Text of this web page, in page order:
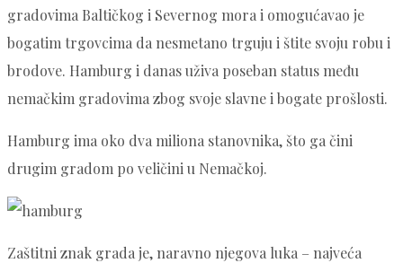
gradovima Baltičkog i Severnog mora i omogućavao je
bogatim trgovcima da nesmetano trguju i štite svoju robu i
brodove. Hamburg i danas uživa poseban status među
nemačkim gradovima zbog svoje slavne i bogate prošlosti.
Hamburg ima oko dva miliona stanovnika, što ga čini
drugim gradom po veličini u Nemačkoj.
Zaštitni znak grada je, naravno njegova luka – najveća